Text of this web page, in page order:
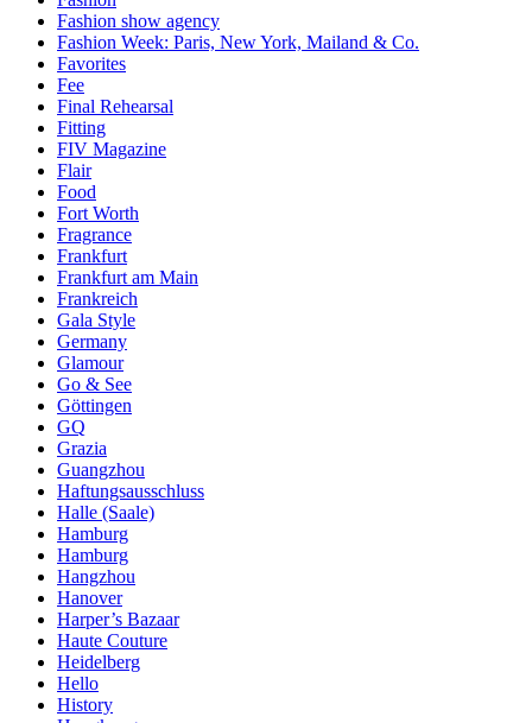
Fashion show agency
Fashion Week: Paris, New York, Mailand & Co.
Favorites
Fee
Final Rehearsal
Fitting
FIV Magazine
Flair
Food
Fort Worth
Fragrance
Frankfurt
Frankfurt am Main
Frankreich
Gala Style
Germany
Glamour
Go & See
Göttingen
GQ
Grazia
Guangzhou
Haftungsausschluss
Halle (Saale)
Hamburg
Hamburg
Hangzhou
Hanover
Harper’s Bazaar
Haute Couture
Heidelberg
Hello
History